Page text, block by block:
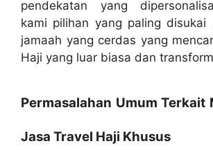
pendekatan yang
kami pilihan yang paling disukai
jamaah yang cerdas yang
Haji yang luar biasa dan
Permasalahan Umum Terkait
Jasa Travel Haji Khusus